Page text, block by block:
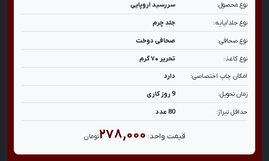
نوع محصول: سررسید اروپایی
نوع جلد/پایه: جلد چرم
نوع صحافی: صحافی دوخت
نوع کاغذ: تحریر ۷۰ گرم
امکان چاپ اختصاصی: دارد
زمان تحویل: 9 روز کاری
حداقل تیراژ: 80 عدد
قیمت واحد: ۲۷۸,۰۰۰تومان